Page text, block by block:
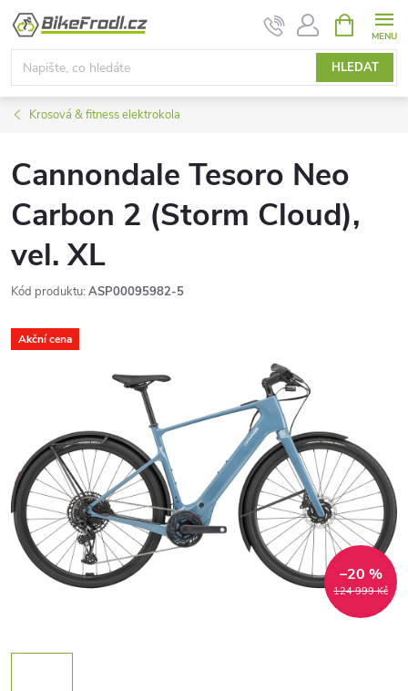
Přejít
obsah
HLEDAT
NÁKUPNÍ
KOŠÍK
Krosová & fitness elektrokola
Cannondale Tesoro Neo
Carbon 2 (Storm Cloud),
vel. XL
Kód produktu: ASP00095982-5
Akční cena
124 999 Kč
–20 %